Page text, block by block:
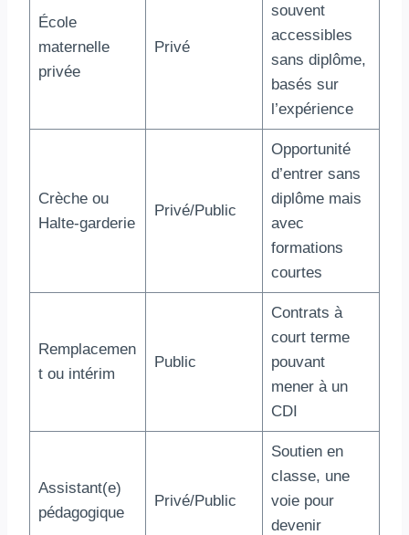
École
maternelle
privée
Privé
souvent
accessibles
sans diplôme,
basés sur
l’expérience
Crèche ou
Halte-garderie
Privé/Public
Opportunité
d’entrer sans
diplôme mais
avec
formations
courtes
Remplacemen
t ou intérim
Public
Contrats à
court terme
pouvant
mener à un
CDI
Assistant(e)
pédagogique
Privé/Public
Soutien en
classe, une
voie pour
devenir